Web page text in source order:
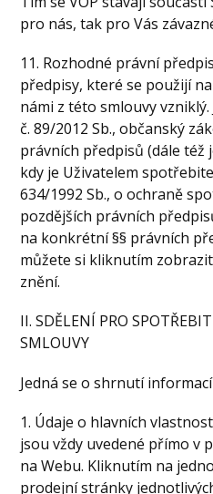
pro nás, tak pro Vás
11. Rozhodné právní
předpisy, které se použijí
námi z této smlouvy
č. 89/2012 Sb., občanský
právních předpisů (dále též
kdy je Uživatelem
634/1992 Sb., o ochraně
pozdějších právních
na konkrétní §§ právních
můžete si kliknutím
znění.
II. SDĚLENÍ PRO
SMLOUVY
Jedná se o shrnutí informací
1. Údaje o hlavních
jsou vždy uvedené přímo v
na Webu. Kliknutím na
prodejní stránky